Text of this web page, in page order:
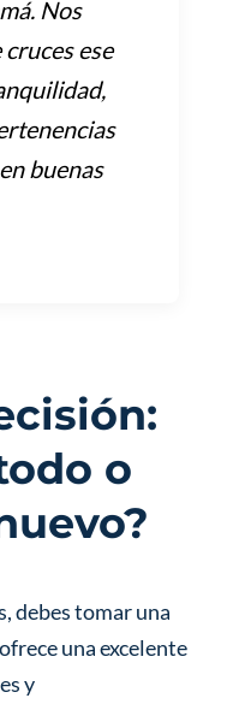
Nos
ese
buenas
o
debes tomar una
una excelente
y